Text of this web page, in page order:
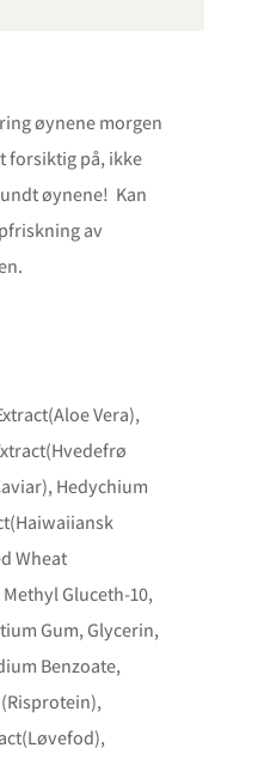
øynene morgen
forsiktig på, ikke
øynene! Kan
av
Vera),
Hedychium
Wheat
Gluceth-10,
Gum, Glycerin,
Benzoate,